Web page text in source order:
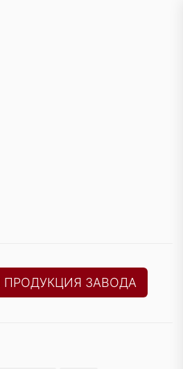
ПРОДУКЦИЯ ЗАВОДА